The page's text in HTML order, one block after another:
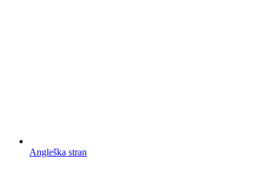
Angleška stran